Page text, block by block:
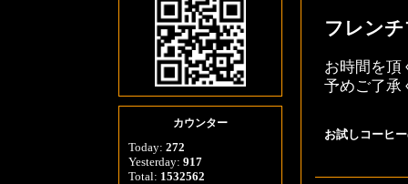
フレン
お時間を頂
予めご了承
お試しコーヒ
カウンター
Today: 272
Yesterday: 917
Total: 1532562